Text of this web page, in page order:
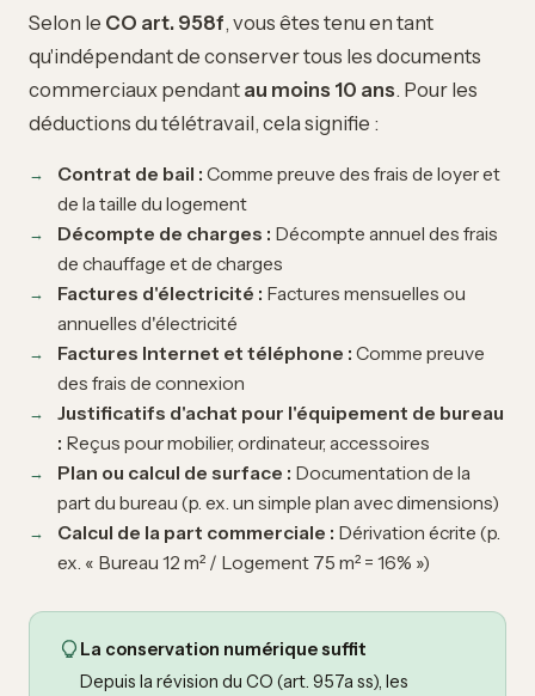
Selon le CO art. 958f, vous êtes tenu en tant
qu'indépendant de conserver tous les documents
commerciaux pendant au moins 10 ans. Pour les
déductions du télétravail, cela signifie :
Contrat de bail : Comme preuve des frais de loyer et
de la taille du logement
Décompte de charges : Décompte annuel des frais
de chauffage et de charges
Factures d'électricité : Factures mensuelles ou
annuelles d'électricité
Factures Internet et téléphone : Comme preuve
des frais de connexion
Justificatifs d'achat pour l'équipement de bureau
: Reçus pour mobilier, ordinateur, accessoires
Plan ou calcul de surface : Documentation de la
part du bureau (p. ex. un simple plan avec dimensions)
Calcul de la part commerciale : Dérivation écrite (p.
ex. « Bureau 12 m² / Logement 75 m² = 16% »)
La conservation numérique suffit
Depuis la révision du CO (art. 957a ss), les